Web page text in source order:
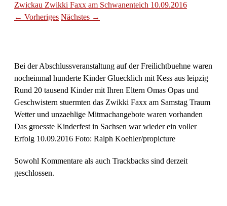
Zwickau Zwikki Faxx am Schwanenteich 10.09.2016
← Vorheriges Nächstes →
Bei der Abschlussveranstaltung auf der Freilichtbuehne waren
nocheinmal hunderte Kinder Gluecklich mit Kess aus leipzig
Rund 20 tausend Kinder mit Ihren Eltern Omas Opas und
Geschwistern stuermten das Zwikki Faxx am Samstag Traum
Wetter und unzaehlige Mitmachangebote waren vorhanden
Das groesste Kinderfest in Sachsen war wieder ein voller
Erfolg 10.09.2016 Foto: Ralph Koehler/propicture
Sowohl Kommentare als auch Trackbacks sind derzeit
geschlossen.